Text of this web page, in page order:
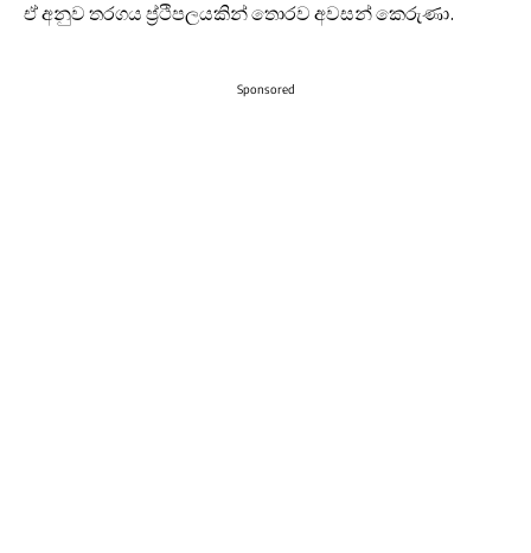
ඒ අනුව තරගය ප්‍ර්ථිපලයකින් තොරව අවසන් කෙරුණා.
Sponsored